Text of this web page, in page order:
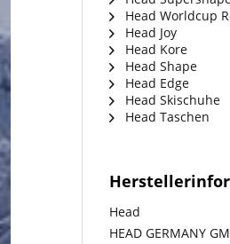
Head Worldcup
Head Joy
Head Kore
Head Shape
Head Edge
Head Skischuhe
Head Taschen
Head
HEAD GERMANY